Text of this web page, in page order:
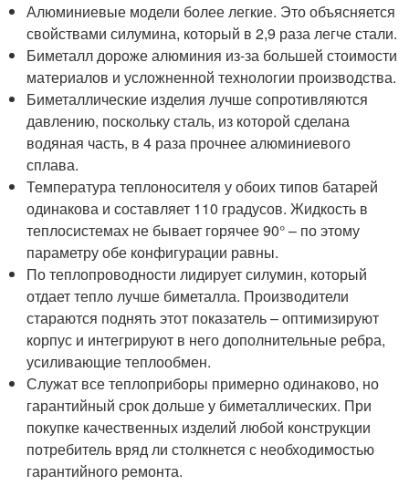
Алюминиевые модели более легкие. Это объясняется
свойствами силумина, который в 2,9 раза легче стали.
Биметалл дороже алюминия из-за большей стоимости
материалов и усложненной технологии производства.
Биметаллические изделия лучше сопротивляются
давлению, поскольку сталь, из которой сделана
водяная часть, в 4 раза прочнее алюминиевого
сплава.
Температура теплоносителя у обоих типов батарей
одинакова и составляет 110 градусов. Жидкость в
теплосистемах не бывает горячее 90° – по этому
параметру обе конфигурации равны.
По теплопроводности лидирует силумин, который
отдает тепло лучше биметалла. Производители
стараются поднять этот показатель – оптимизируют
корпус и интегрируют в него дополнительные ребра,
усиливающие теплообмен.
Служат все теплоприборы примерно одинаково, но
гарантийный срок дольше у биметаллических. При
покупке качественных изделий любой конструкции
потребитель вряд ли столкнется с необходимостью
гарантийного ремонта.